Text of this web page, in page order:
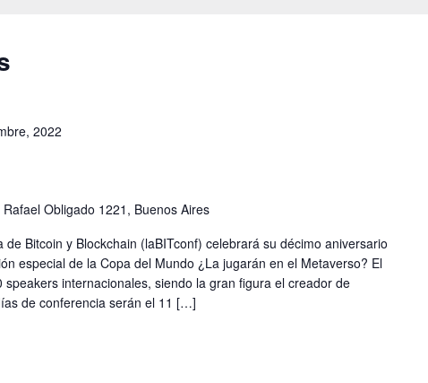
2022
Obligado 1221, Buenos Aires
Bitcoin y Blockchain (laBITconf) celebrará su décimo aniversario
especial de la Copa del Mundo ¿La jugarán en el Metaverso? El
internacionales, siendo la gran figura el creador de
de conferencia serán el 11 […]